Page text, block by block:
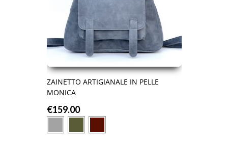
ZAINETTO ARTIGIANALE IN PELLE
MONICA
€159.00